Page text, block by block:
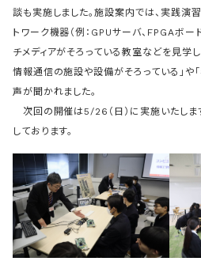
談も実施しました。施設案内では、実践演
トワーク機器（例：GPUサーバ、FPGAボー
チメディアがそろっている教室などを見学
情報通信の施設や設備がそろっている」や
声が聞かれました。
次回の開催は5/26（日）に実施いたしま
しております。